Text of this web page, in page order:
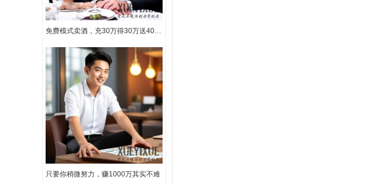
免费模式卖酒，充30万得30万送40万路虎汽气车一辆，1年还包赚50万
只要你稍微努力，赚1000万其实不难